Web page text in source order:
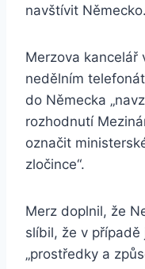
navštívit Německo.
Merzova kancelář
nedělním
do Německa
rozhodnutí
označit
zločince“.
Merz doplnil, že
slíbil, že v případě
„prostředky a